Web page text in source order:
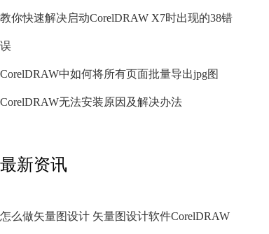
教你快速解决启动CorelDRAW X7时出现的38错
误
CorelDRAW中如何将所有页面批量导出jpg图
CorelDRAW无法安装原因及解决办法
最新资讯
怎么做矢量图设计 矢量图设计软件CorelDRAW